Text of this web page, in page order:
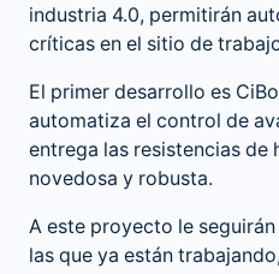
industria 4.0, permitirán
críticas en el sitio de
El primer desarrollo es
automatiza el control de
entrega las resistencias de
novedosa y robusta.
A este proyecto le
las que ya están